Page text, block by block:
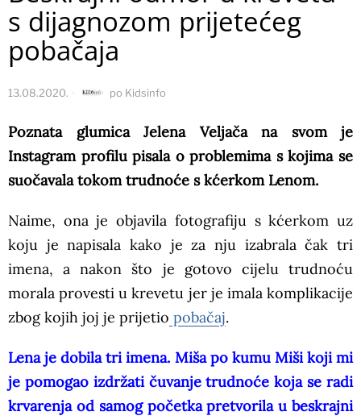
s dijagnozom prijetećeg
pobačaja
13.08.2020. po Kidsinfo
Poznata glumica Jelena Veljača na svom je
Instagram profilu pisala o problemima s kojima se
suočavala tokom trudnoće s kćerkom Lenom.
Naime, ona je objavila fotografiju s kćerkom uz
koju je napisala kako je za nju izabrala čak tri
imena, a nakon što je gotovo cijelu trudnoću
morala provesti u krevetu jer je imala komplikacije
zbog kojih joj je prijetio pobačaj.
Lena je dobila tri imena. Miša po kumu Miši koji mi
je pomogao izdržati čuvanje trudnoće koja se radi
krvarenja od samog početka pretvorila u beskrajni